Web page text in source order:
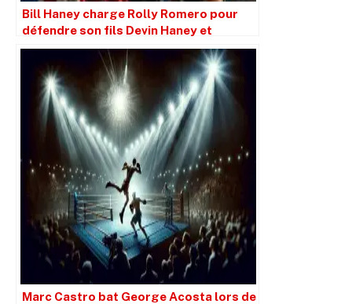
Bill Haney charge Rolly Romero pour
défendre son fils Devin Haney et
critique sévèrement Conor Benn
Marc Castro bat George Acosta lors de